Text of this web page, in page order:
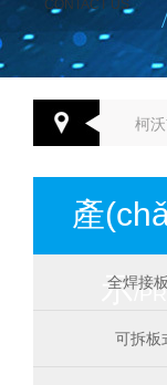
CONTACT US
柯
產
示 /
全焊接
可拆板